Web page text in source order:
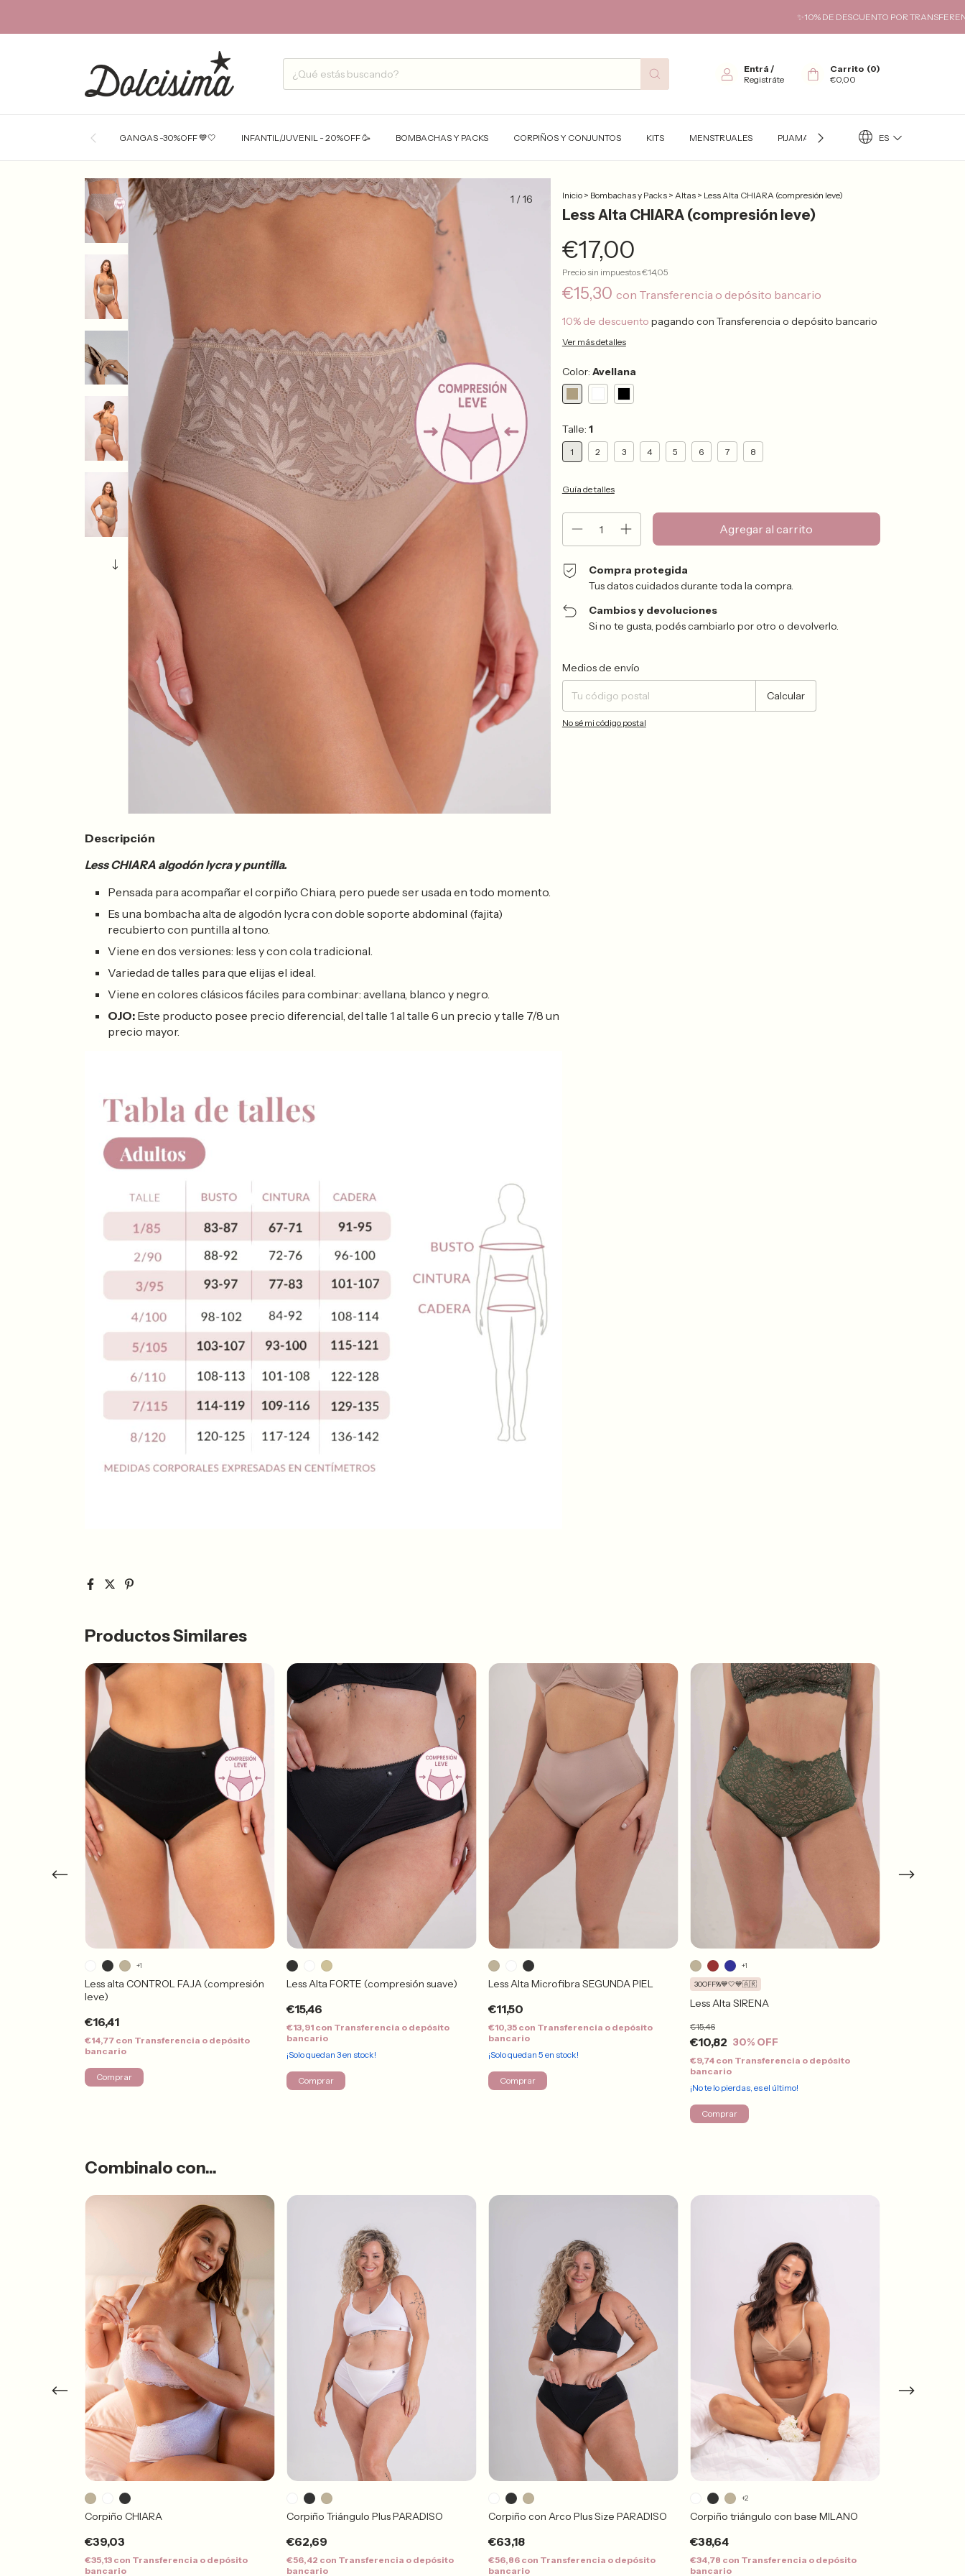
✨10% DE DESCUENTO POR TRANSFERENCIA✨
Entrá /
Registráte
Carrito (0)
€0,00
GANGAS -30%OFF 💙🤍 INFANTIL/JUVENIL - 20%OFF 🥳 BOMBACHAS Y PACKS CORPIÑOS Y CONJUNTOS KITS MENSTRUALES PIJAMAS TÉRMICO ES
1 /16 Inicio > Bombachas y Packs > Altas > Less Alta CHIARA (compresión leve)
Less Alta CHIARA (compresión leve)
€17,00
Precio sin impuestos€14,05
€15,30 con Transferencia o depósito bancario
10% de descuento pagando con Transferencia o depósito bancario
Ver más detalles
Color: Avellana
Talle: 1
1 2 3 4 5 6 7 8
Guía de talles
Compra protegida
Tus datos cuidados durante toda la compra.
Cambios y devoluciones
Si no te gusta, podés cambiarlo por otro o devolverlo.
Entregas para el CP:
Medios de envío
Calcular
No sé mi código postal
Descripción
Less CHIARA algodón lycra y puntilla.
Pensada para acompañar el corpiño Chiara, pero puede ser usada en todo momento.
Es una bombacha alta de algodón lycra con doble soporte abdominal (fajita)
recubierto con puntilla al tono.
Viene en dos versiones: less y con cola tradicional.
Variedad de talles para que elijas el ideal.
Viene en colores clásicos fáciles para combinar: avellana, blanco y negro.
OJO: Este producto posee precio diferencial, del talle 1 al talle 6 un precio y talle 7/8 un
precio mayor.
Productos Similares
Less alta CONTROL FAJA (compresión
leve)
€16,41
€14,77 con Transferencia o depósito
bancario
+1
Comprar
Less Alta FORTE (compresión suave)
€15,46
€13,91 con Transferencia o depósito
bancario
¡Solo quedan 3en stock!
Comprar
Less Alta Microfibra SEGUNDA PIEL
€11,50
€10,35 con Transferencia o depósito
bancario
¡Solo quedan 5 en stock!
Comprar
Less Alta SIRENA
€10,82
€15,46
30% OFF
30OFF%💙🤍💙🇦🇷
€9,74 con Transferencia o depósito
bancario
¡No te lo pierdas, es el último!
+1
Comprar
Combinalo con...
Corpiño CHIARA
€39,03
€35,13 con Transferencia o depósito
bancario
Corpiño Triángulo Plus PARADISO
€62,69
€56,42 con Transferencia o depósito
bancario
Corpiño con Arco Plus Size PARADISO
€63,18
€56,86 con Transferencia o depósito
bancario
Corpiño triángulo con base MILANO
€38,64
€34,78 con Transferencia o depósito
bancario
+2